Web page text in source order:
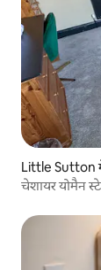
Little Sutton
चेशायर योमैन